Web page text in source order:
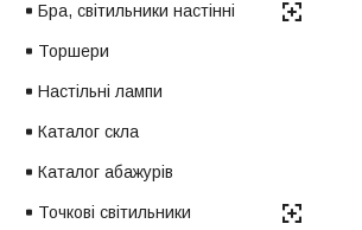
Бра, світильники настінні
Торшери
Настільні лампи
Каталог скла
Каталог абажурів
Точкові світильники